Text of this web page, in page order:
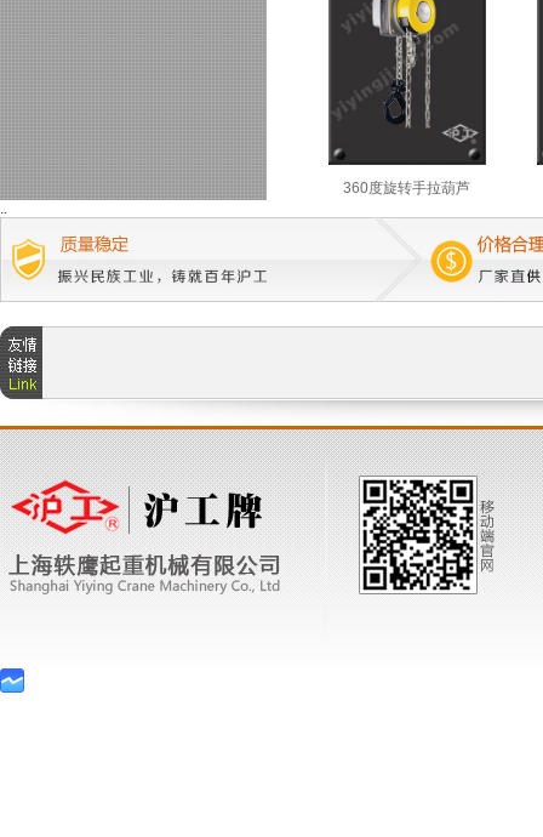
360度旋转手拉葫芦
..